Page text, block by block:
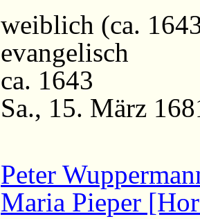
weiblich (ca.
evangelisch
ca. 1643
Sa., 15. März
Peter
Maria Pieper